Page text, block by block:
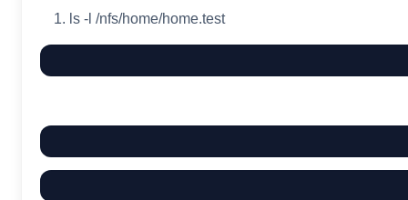
ls -l /nfs/home/home.test